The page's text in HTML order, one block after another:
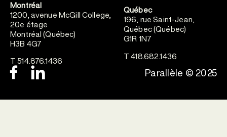
Montréal
1200, avenue McGill College,
20e étage
Montréal (Québec)
H3B 4G7
T 514.876.1436
Québec
196, rue Saint-Jean,
Québec (Québec)
G1R 1N7
T 418.682.1436
Parallèle © 2025